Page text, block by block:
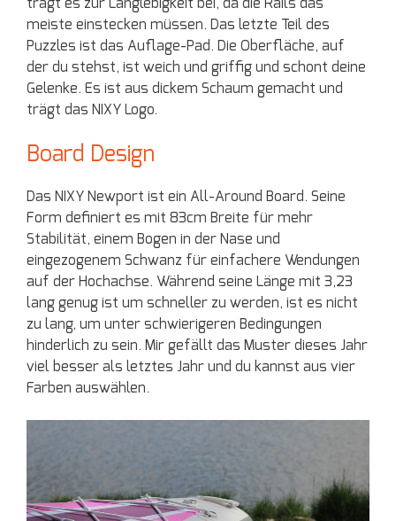
trägt es zur Langlebigkeit bei, da die Rails das
meiste einstecken müssen. Das letzte Teil des
Puzzles ist das Auflage-Pad. Die Oberfläche, auf
der du stehst, ist weich und griffig und schont deine
Gelenke. Es ist aus dickem Schaum gemacht und
trägt das NIXY Logo.
Board Design
Das NIXY Newport ist ein All-Around Board. Seine
Form definiert es mit 83cm Breite für mehr
Stabilität, einem Bogen in der Nase und
eingezogenem Schwanz für einfachere Wendungen
auf der Hochachse. Während seine Länge mit 3,23
lang genug ist um schneller zu werden, ist es nicht
zu lang, um unter schwierigeren Bedingungen
hinderlich zu sein. Mir gefällt das Muster dieses Jahr
viel besser als letztes Jahr und du kannst aus vier
Farben auswählen.